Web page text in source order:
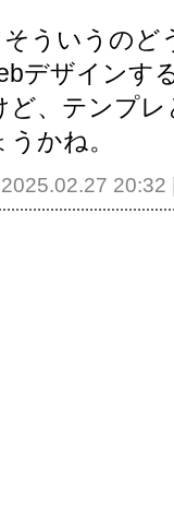
ういうのど
デザインす
ど、テンプ
かね。
2025.02.27